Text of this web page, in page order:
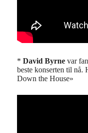
* David Byrne var
beste konserten til nå.
Down the House»